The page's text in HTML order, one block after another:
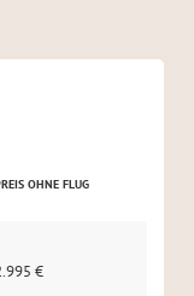
OHNE FLUG
€